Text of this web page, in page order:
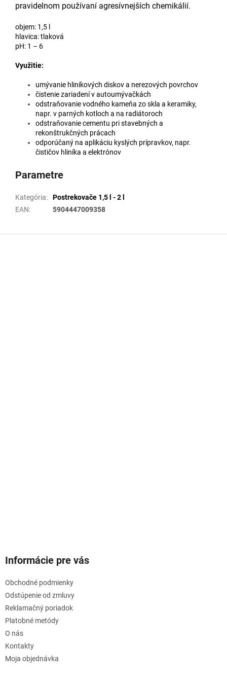
pravidelnom používaní agresívnejších chemikálií.
objem: 1,5 l
hlavica: tlaková
pH: 1 – 6
Využitie:
umývanie hliníkových diskov a nerezových povrchov
čistenie zariadení v autoumývačkách
odstraňovanie vodného kameňa zo skla a keramiky,
napr. v parných kotloch a na radiátoroch
odstraňovanie cementu pri stavebných a
rekonštrukčných prácach
odporúčaný na aplikáciu kyslých prípravkov, napr.
čističov hliníka a elektrónov
Parametre
Kategória:
Postrekovače 1,5 l - 2 l
EAN: 5904447009358
Informácie pre vás
Obchodné podmienky
Odstúpenie od zmluvy
Reklamačný poriadok
Platobné metódy
O nás
Kontakty
Moja objednávka